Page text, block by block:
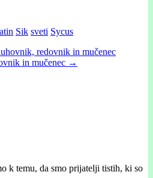
Sik sveti Sycus
redovnik in mučenec
in mučenec →
k temu, da smo prijatelji tistih, ki so